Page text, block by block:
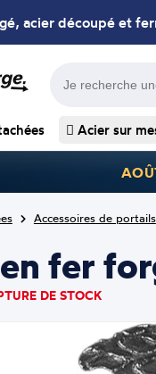
acier découpé et
Acier sur
Accessoires de portails
fer
DE STOCK